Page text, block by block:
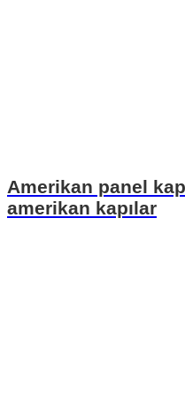
Amerikan panel
amerikan kapılar